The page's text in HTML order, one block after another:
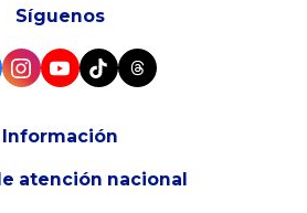
Síguenos
Información
atención nacional